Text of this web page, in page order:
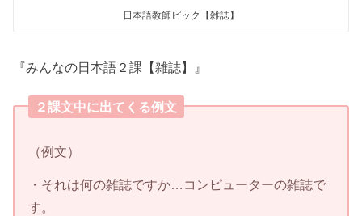
日本語教師ピック【雑誌】
『みんなの日本語２課【雑誌】』
２課文中に出てくる例文
（例文）
・それは何の雑誌ですか…コンピューターの雑誌で
す。